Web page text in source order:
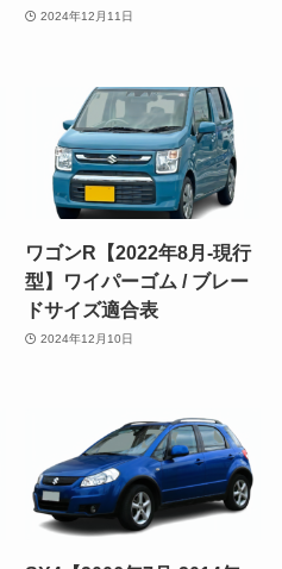
2024年12月11日
ワゴンR【2022年8月-現行
型】ワイパーゴム / ブレー
ドサイズ適合表
2024年12月10日